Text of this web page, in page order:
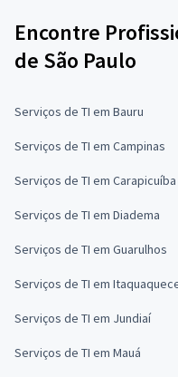
Encontre
de São Paulo
Serviços de TI em Bauru
Serviços de TI em Campinas
Serviços de TI em Carapicuíba
Serviços de TI em Diadema
Serviços de TI em Guarulhos
Serviços de TI em
Serviços de TI em Jundiaí
Serviços de TI em Mauá